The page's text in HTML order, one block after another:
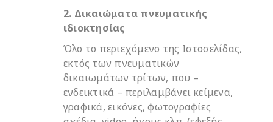
2. Δικαιώματα πνευματικής
ιδιοκτησίας
Όλο το περιεχόμενο της Ιστοσελίδας,
εκτός των πνευματικών
δικαιωμάτων τρίτων, που –
ενδεικτικά – περιλαμβάνει κείμενα,
γραφικά, εικόνες, φωτογραφίες